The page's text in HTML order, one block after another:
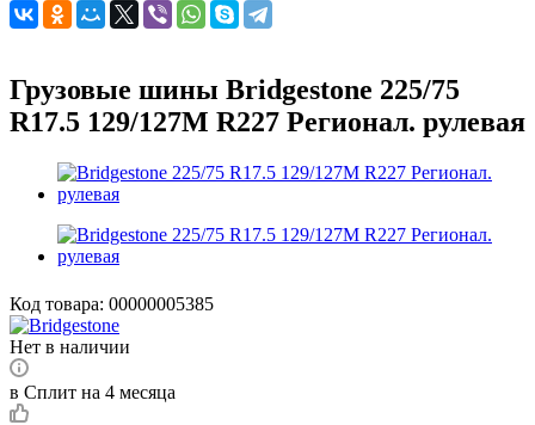
Грузовые шины Bridgestone 225/75
R17.5 129/127M R227 Регионал. рулевая
Код товара: 00000005385
Нет в наличии
в Сплит на 4 месяца